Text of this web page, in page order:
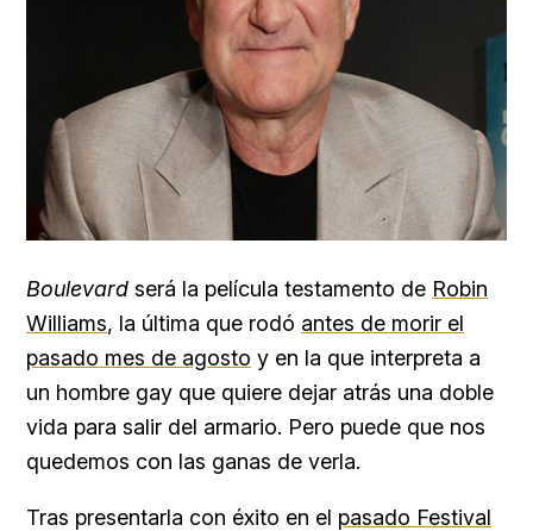
Boulevard será la película testamento de Robin
Williams, la última que rodó antes de morir el
pasado mes de agosto y en la que interpreta a
un hombre gay que quiere dejar atrás una doble
vida para salir del armario. Pero puede que nos
quedemos con las ganas de verla.
Tras presentarla con éxito en el pasado Festival